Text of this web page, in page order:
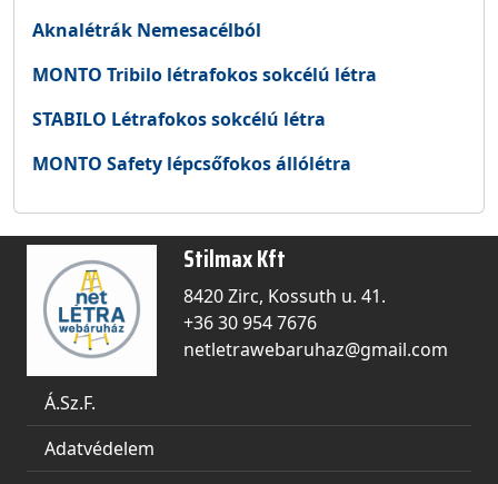
Aknalétrák Nemesacélból
MONTO Tribilo létrafokos sokcélú létra
STABILO Létrafokos sokcélú létra
MONTO Safety lépcsőfokos állólétra
Stilmax Kft
8420 Zirc, Kossuth u. 41.
+36 30 954 7676
netletrawebaruhaz@gmail.com
Á.Sz.F.
Adatvédelem